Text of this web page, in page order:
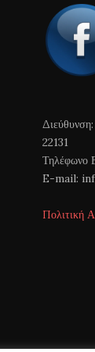
22131
Τηλέφωνο
E-mail:
Πολιτική